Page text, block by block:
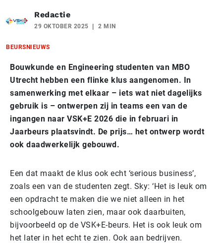
Redactie
29 OKTOBER 2025 2 MIN
BEURSNIEUWS
Bouwkunde en Engineering studenten van MBO
Utrecht hebben een flinke klus aangenomen. In
samenwerking met elkaar – iets wat niet dagelijks
gebruik is – ontwerpen zij in teams een van de
ingangen naar VSK+E 2026 die in februari in
Jaarbeurs plaatsvindt. De prijs… het ontwerp wordt
ook daadwerkelijk gebouwd.
Een dat maakt de klus ook echt ‘serious business’,
zoals een van de studenten zegt. Sky: ‘Het is leuk om
een opdracht te maken die we niet alleen in het
schoolgebouw laten zien, maar ook daarbuiten,
bijvoorbeeld op de VSK+E-beurs. Het is ook leuk om
het later in het echt te zien. Ook aan bedrijven.